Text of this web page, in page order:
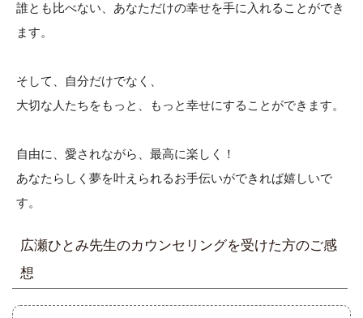
誰とも比べない、あなただけの幸せを手に入れることができ
ます。
そして、自分だけでなく、
大切な人たちをもっと、もっと幸せにすることができます。
自由に、愛されながら、最高に楽しく！
あなたらしく夢を叶えられるお手伝いができれば嬉しいで
す。
広瀬ひとみ先生のカウンセリングを受けた方のご感
想